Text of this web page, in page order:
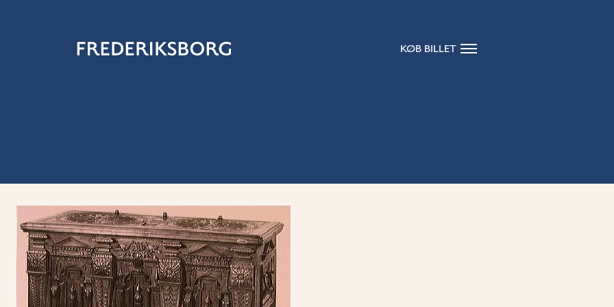
KØB BILLET